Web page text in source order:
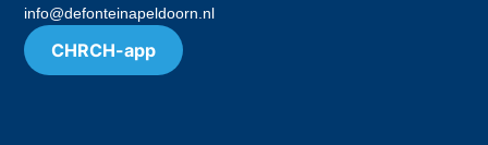
info@defonteinapeldoorn.nl
CHRCH-app